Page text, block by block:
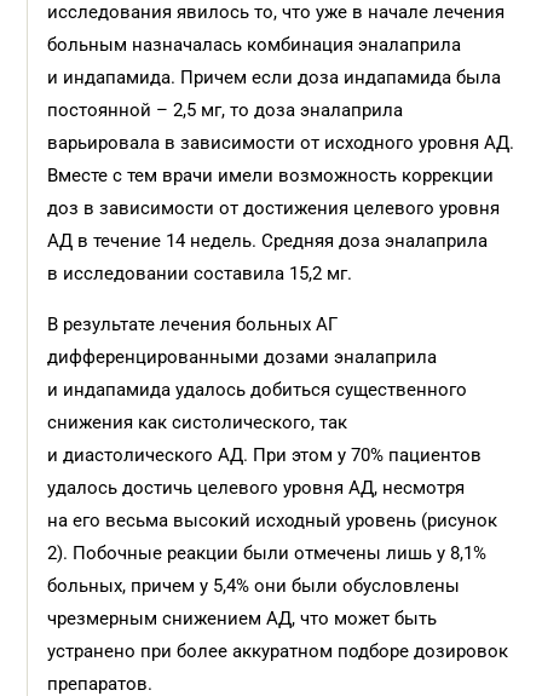
исследования явилось то, что уже в начале лечения
больным назначалась комбинация эналаприла
и индапамида. Причем если доза индапамида была
постоянной – 2,5 мг, то доза эналаприла
варьировала в зависимости от исходного уровня АД.
Вместе с тем врачи имели возможность коррекции
доз в зависимости от достижения целевого уровня
АД в течение 14 недель. Средняя доза эналаприла
в исследовании составила 15,2 мг.
В результате лечения больных АГ
дифференцированными дозами эналаприла
и индапамида удалось добиться существенного
снижения как систолического, так
и диастолического АД. При этом у 70% пациентов
удалось достичь целевого уровня АД, несмотря
на его весьма высокий исходный уровень (рисунок
2). Побочные реакции были отмечены лишь у 8,1%
больных, причем у 5,4% они были обусловлены
чрезмерным снижением АД, что может быть
устранено при более аккуратном подборе дозировок
препаратов.